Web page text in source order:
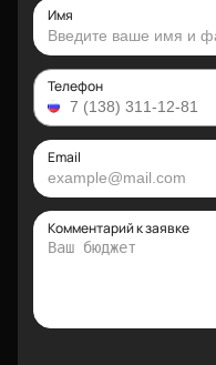
Имя
Телефон
Email
Комментарий к заявке